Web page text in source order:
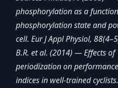
phosphorylation as a
phosphorylation state and
cell. Eur J Appl Physiol,
B.R. et al. (2014) — Effects
periodization on
indices in well-trained